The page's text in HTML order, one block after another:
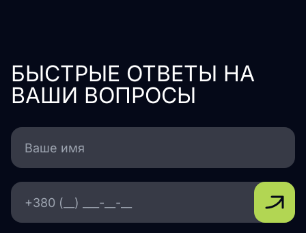
БЫСТРЫЕ ОТВЕТЫ НА
ВАШИ ВОПРОСЫ